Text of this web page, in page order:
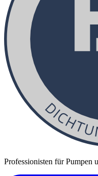
Professionisten für Pumpen